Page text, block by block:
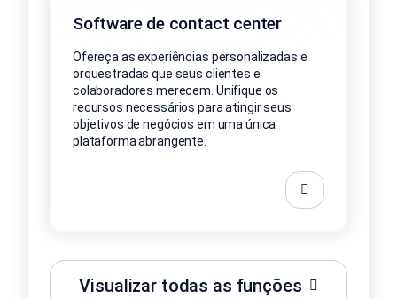
Visualizar todas as funções
Software de contact center
Ofereça as experiências personalizadas e
orquestradas que seus clientes e
colaboradores merecem. Unifique os
recursos necessários para atingir seus
objetivos de negócios em uma única
plataforma abrangente.